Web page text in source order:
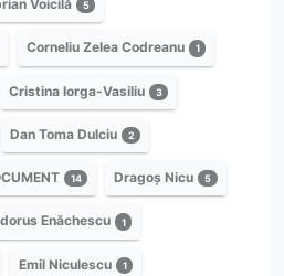
Voicilă 5
Corneliu Zelea Codreanu 1
Cristina Iorga-Vasiliu 3
Dan Toma Dulciu 2
14 Dragoș Nicu 5
Enăchescu 1
Emil Niculescu 1